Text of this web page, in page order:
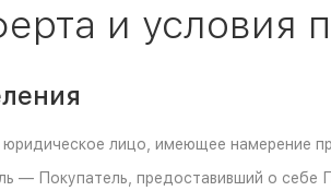
и условия
лицо, имеющее намерение
— Покупатель, предоставивший о